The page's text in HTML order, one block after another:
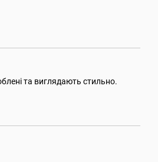
та виглядають стильно.